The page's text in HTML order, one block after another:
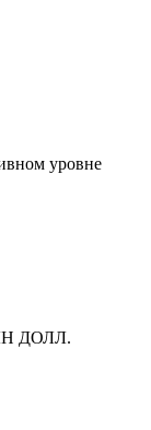
уровне
ДОЛЛ.